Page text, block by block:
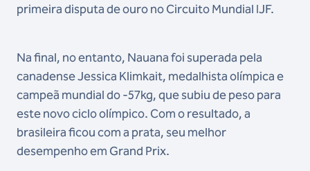
primeira disputa de ouro no Circuito Mundial IJF.
Na final, no entanto, Nauana foi superada pela
canadense Jessica Klimkait, medalhista olímpica e
campeã mundial do -57kg, que subiu de peso para
este novo ciclo olímpico. Com o resultado, a
brasileira ficou com a prata, seu melhor
desempenho em Grand Prix.